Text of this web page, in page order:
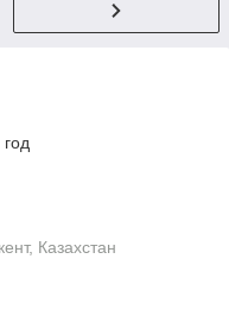
Казахстан